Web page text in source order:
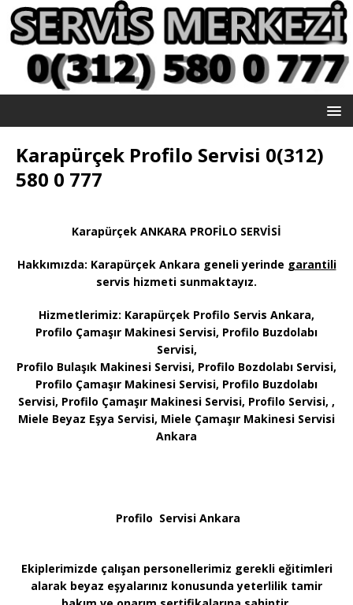
Karapürçek Profilo Servisi 0(312)
580 0 777
Karapürçek ANKARA PROFİLO SERVİSİ
Hakkımızda: Karapürçek Ankara geneli yerinde garantili
servis hizmeti sunmaktayız.
Hizmetlerimiz: Karapürçek Profilo Servis Ankara,
Profilo Çamaşır Makinesi Servisi, Profilo Buzdolabı
Servisi,
Profilo Bulaşık Makinesi Servisi, Profilo Bozdolabı Servisi,
Profilo Çamaşır Makinesi Servisi, Profilo Buzdolabı
Servisi, Profilo Çamaşır Makinesi Servisi, Profilo Servisi, ,
Miele Beyaz Eşya Servisi, Miele Çamaşır Makinesi Servisi
Ankara
Profilo Servisi Ankara
Ekiplerimizde çalışan personellerimiz gerekli eğitimleri
alarak beyaz eşyalarınız konusunda yeterlilik tamir